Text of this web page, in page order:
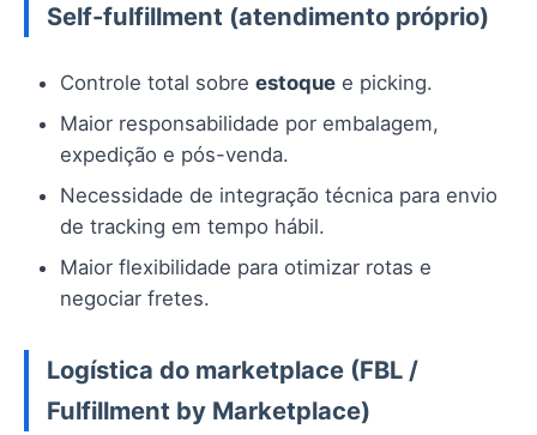
Self-fulfillment (atendimento próprio)
Controle total sobre estoque e picking.
Maior responsabilidade por embalagem,
expedição e pós-venda.
Necessidade de integração técnica para envio
de tracking em tempo hábil.
Maior flexibilidade para otimizar rotas e
negociar fretes.
Logística do marketplace (FBL /
Fulfillment by Marketplace)